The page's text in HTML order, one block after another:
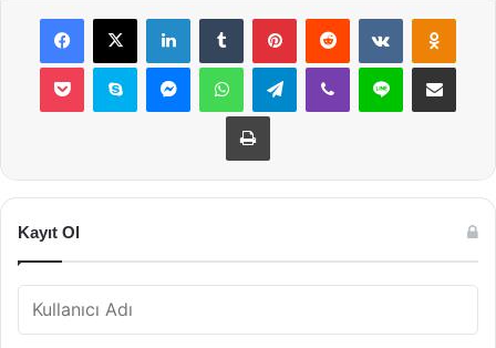
Facebook
X LinkedInTumblr PinterestReddit VKontakte
Pocket Skype MessengerWhatsAppTelegramViber Line E-Posta ile
Yazdır
Kayıt Ol